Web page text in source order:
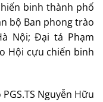
binh thành phố
bộ Ban phong trào
Nội; Đại tá Phạm
Hội cựu chiến binh
Nguyễn Hữu